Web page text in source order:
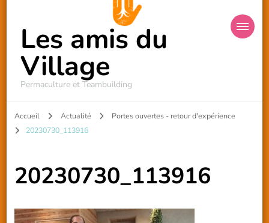
Les amis du
Village
Permaculture et Teambuilding
Accueil Actualité
Portes ouvertes - retour d'expérience
20230730_113916
20230730_113916